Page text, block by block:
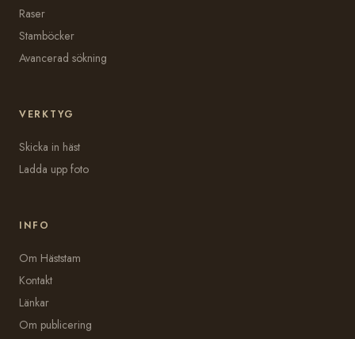
Raser
Stamböcker
Avancerad sökning
VERKTYG
Skicka in häst
Ladda upp foto
INFO
Om Häststam
Kontakt
Länkar
Om publicering